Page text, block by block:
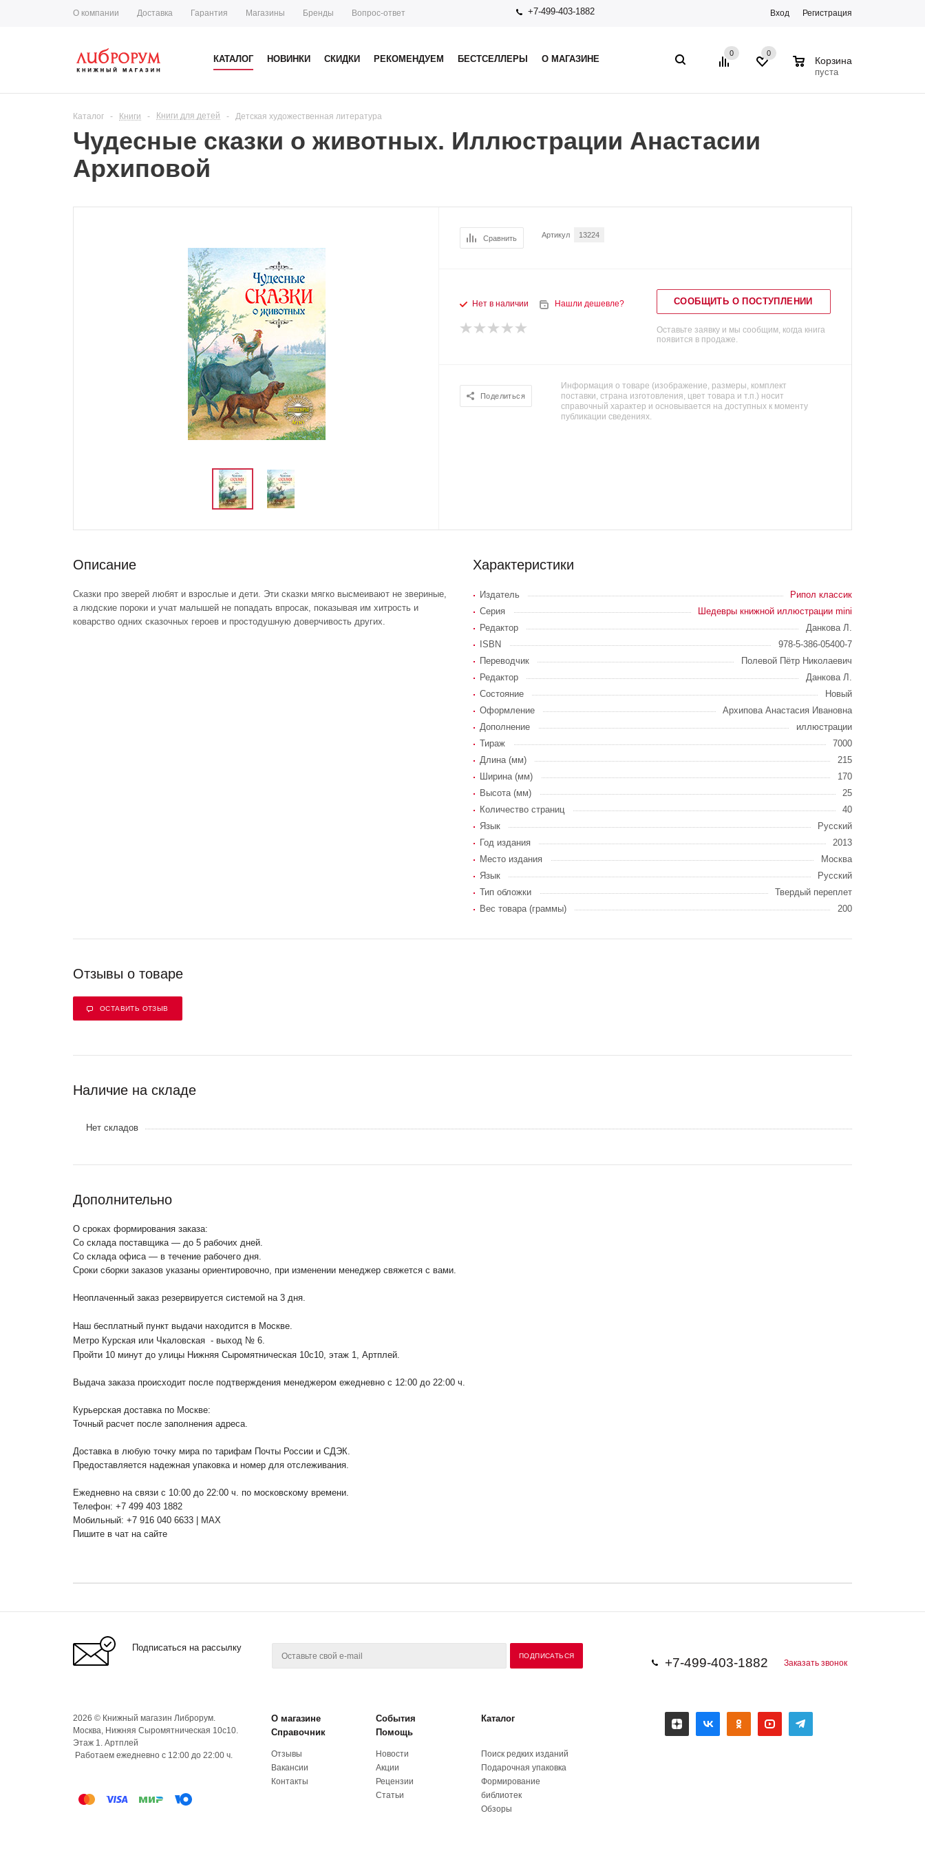
О компании Доставка Гарантия Магазины Бренды Вопрос-ответ +7-499-403-1882 Вход Регистрация
КАТАЛОГ НОВИНКИ СКИДКИ РЕКОМЕНДУЕМ БЕСТСЕЛЛЕРЫ О МАГАЗИНЕ
0 0
Корзина
пуста
Каталог - Книги - Книги для детей - Детская художественная литература
Чудесные сказки о животных. Иллюстрации Анастасии
Архиповой
Сравнить Артикул 13224
Нет в наличии Нашли дешевле? СООБЩИТЬ О ПОСТУПЛЕНИИ
Оставьте заявку и мы сообщим, когда книга
появится в продаже.
Поделиться
Информация о товаре (изображение, размеры, комплект
поставки, страна изготовления, цвет товара и т.п.) носит
справочный характер и основывается на доступных к моменту
публикации сведениях.
Описание
Сказки про зверей любят и взрослые и дети. Эти сказки мягко высмеивают не звериные,
а людские пороки и учат малышей не попадать впросак, показывая им хитрость и
коварство одних сказочных героев и простодушную доверчивость других.
Характеристики
Издатель
Рипол классик
Серия
Шедевры книжной иллюстрации mini
Редактор
Данкова Л.
ISBN
978-5-386-05400-7
Переводчик
Полевой Пётр Николаевич
Редактор
Данкова Л.
Состояние
Новый
Оформление
Архипова Анастасия Ивановна
Дополнение
иллюстрации
Тираж
7000
Длина (мм)
215
Ширина (мм)
170
Высота (мм)
25
Количество страниц
40
Язык
Русский
Год издания
2013
Место издания
Москва
Язык
Русский
Тип обложки
Твердый переплет
Вес товара (граммы)
200
Отзывы о товаре
ОСТАВИТЬ ОТЗЫВ
Наличие на складе
Нет складов
Дополнительно
О сроках формирования заказа:
Со склада поставщика — до 5 рабочих дней.
Со склада офиса — в течение рабочего дня.
Сроки сборки заказов указаны ориентировочно, при изменении менеджер свяжется с вами.
Неоплаченный заказ резервируется системой на 3 дня.
Наш бесплатный пункт выдачи находится в Москве.
Метро Курская или Чкаловская - выход № 6.
Пройти 10 минут до улицы Нижняя Сыромятническая 10с10 , этаж 1, Артплей.
Выдача заказа происходит после подтверждения менеджером ежедневно с 12:00 до 22:00 ч.
Курьерская доставка по Москве:
Точный расчет после заполнения адреса.
Доставка в любую точку мира по тарифам Почты России и СДЭК.
Предоставляется надежная упаковка и номер для отслеживания.
Ежедневно на связи с 10:00 до 22:00 ч. по московскому времени.
Телефон: +7 499 403 1882
Мобильный: +7 916 040 6633 | MAX
Пишите в чат на сайте
Подписаться на рассылку
+7-499-403-1882 Заказать звонок
2026 © Книжный магазин Либрорум.
Москва, Нижняя Сыромятническая 10с10.
Этаж 1. Артплей
Работаем ежедневно с 12:00 до 22:00 ч.
О магазине События
Каталог
Справочник
Помощь
Отзывы
Вакансии
Контакты
Новости
Акции
Рецензии
Статьи
Поиск редких изданий
Подарочная упаковка
Формирование
библиотек
Обзоры